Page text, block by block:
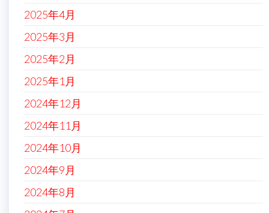
2025年4月
2025年3月
2025年2月
2025年1月
2024年12月
2024年11月
2024年10月
2024年9月
2024年8月